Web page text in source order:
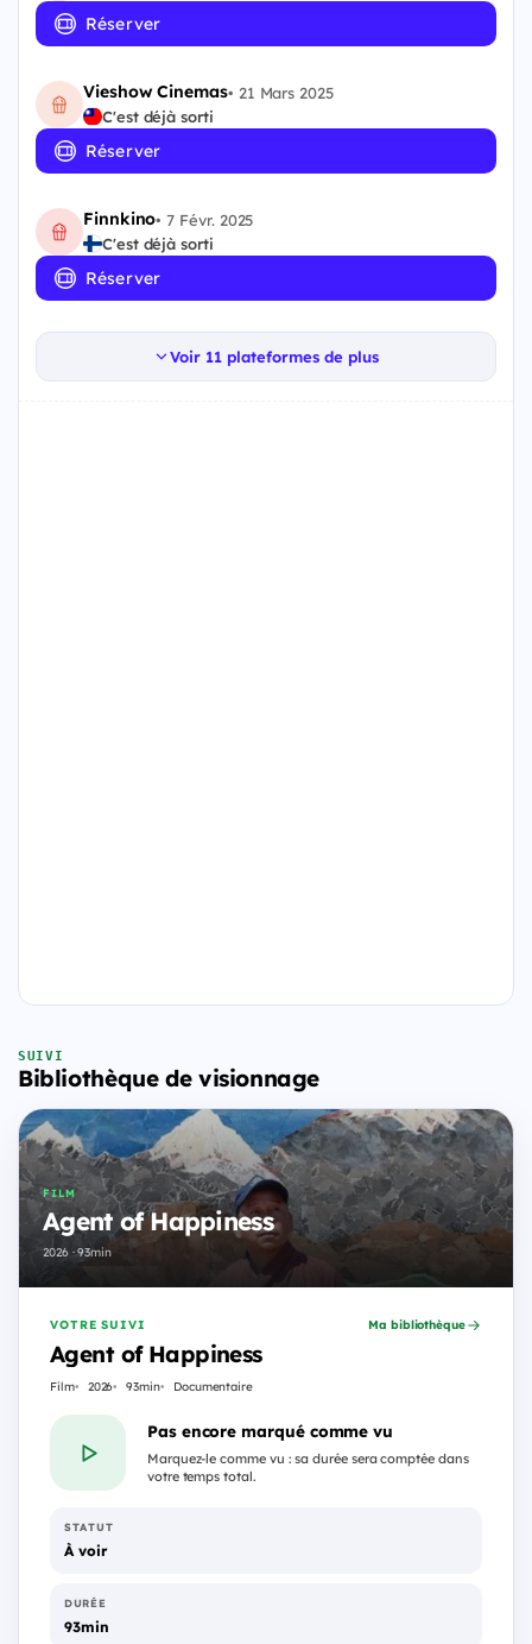
Réserver
Vieshow Cinemas• 21 Mars 2025
C'est déjà sorti
Réserver
Finnkino•7 Févr. 2025
C'est déjà sorti
Réserver
Voir 11 plateformes de plus
SUIVI
Bibliothèque de visionnage
FILM
Agent of Happiness
2026 · 93min
VOTRE SUIVI
Agent of Happiness
Film 2026 93min Documentaire
Ma bibliothèque
Pas encore marqué comme vu
Marquez-le comme vu : sa durée sera comptée dans
votre temps total.
STATUT
À voir
DURÉE
93min